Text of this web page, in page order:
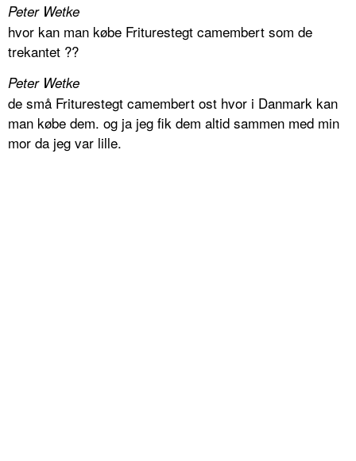
Peter Wetke
hvor kan man købe Friturestegt camembert som de
trekantet ??
Peter Wetke
de små Friturestegt camembert ost hvor i Danmark kan
man købe dem. og ja jeg fik dem altid sammen med min
mor da jeg var lille.